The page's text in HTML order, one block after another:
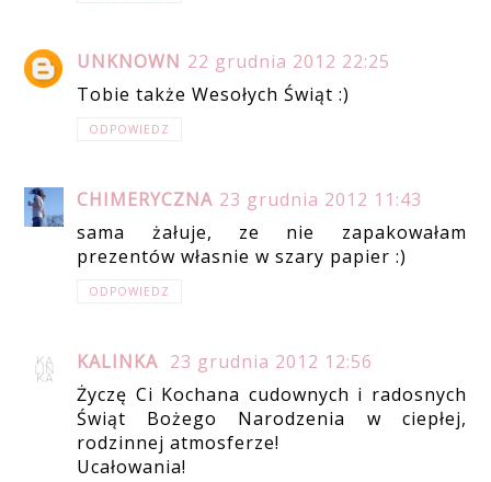
UNKNOWN 22 grudnia 2012 22:25
Tobie także Wesołych Świąt :)
ODPOWIEDZ
CHIMERYCZNA 23 grudnia 2012 11:43
sama żałuje, ze nie zapakowałam
prezentów własnie w szary papier :)
ODPOWIEDZ
KALINKA 23 grudnia 2012 12:56
Życzę Ci Kochana cudownych i radosnych
Świąt Bożego Narodzenia w ciepłej,
rodzinnej atmosferze!
Ucałowania!